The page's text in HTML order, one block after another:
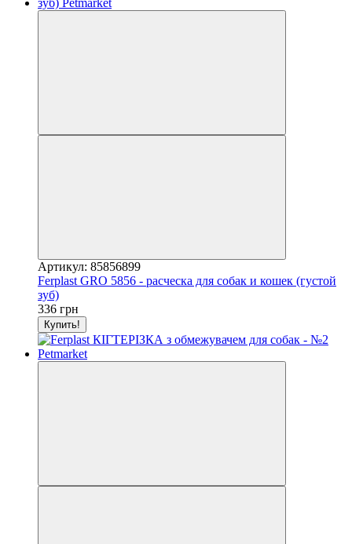
Артикул: 85856899
Ferplast GRO 5856 - расческа для собак и кошек (густой
зуб)
336 грн
Купить!